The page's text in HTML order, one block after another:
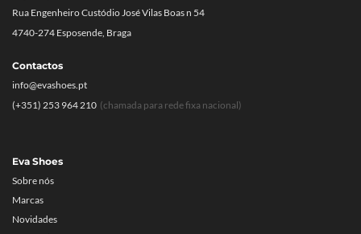
Eva Shoes
Sobre nós
Marcas
Novidades
Rua Engenheiro Custódio José Vilas Boas n 54
4740-274 Esposende, Braga
Contactos
info@evashoes.pt
(+351) 253 964 210 (chamada para rede fixa nacional)